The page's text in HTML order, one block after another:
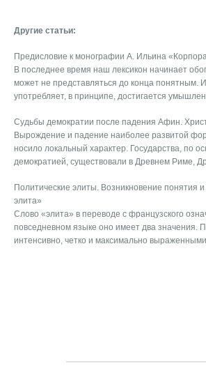
Другие статьи:
Предисловие к монографии А. Ильина
В последнее время наш лексикон начинает
может не представляться до конца понятным.
употребляет, в принципе, достигается
Судьбы демократии после падения Афин.
Вырождение и падение наиболее развитой
носило локальный характер. Государства, по
демократией, существовали в Древнем Риме,
Политические элиты. Возникновение понятия
элита»
Слово «элита» в переводе с французского
повседневном языке оно имеет два значения.
интенсивно, четко и максимально